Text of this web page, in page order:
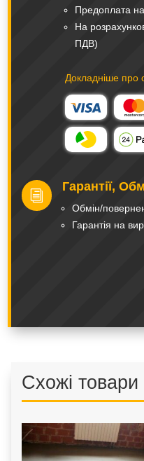
Предоплата
На
ПДВ)
Докладніше про
i
Гарантії,
Обмін/
Гарантія на
Схожі товари